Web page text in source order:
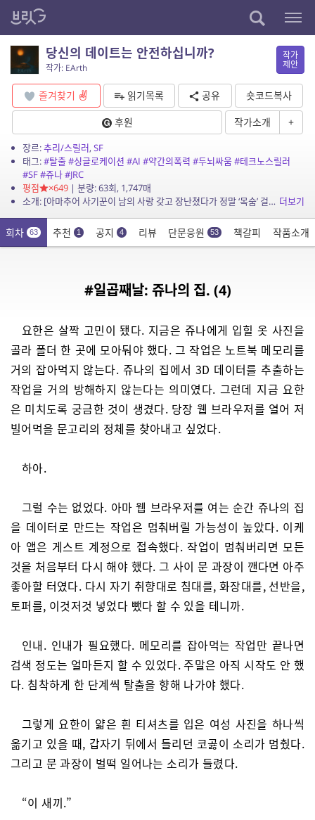
당신의 데이트는 안전하십니까?
작가: EArth
작가
제안
즐겨찾기 읽기목록 공유
숏코드복사
후원
작가소개 +
장르:추리/스릴러,SF
태그:#탈출#싱글로케이션 #AI #약간의폭력 #두뇌싸움#테크노스릴러
#SF#쥬나#JRC
평점
×649| 분량: 63회, 1,747매
소개: [아마추어 사기꾼이 남의 사랑 갖고 장난쳤다가 정말 ‘목숨’ 걸고 수습하는 이야기.] 자신의 썸녀를 내놓으라는 미친놈. 전 남친이 아니라고 하지만 믿지도 않고... 더보기
회차 63 추천 1 공지 4 리뷰 단문응원 53 책갈피 작품소개
#일곱째날: 쥬나의 집. (4)
요한은 살짝 고민이 됐다. 지금은 쥬나에게 입힐 옷 사진을
골라 폴더 한 곳에 모아둬야 했다. 그 작업은 노트북 메모리를
거의 잡아먹지 않는다. 쥬나의 집에서 3D 데이터를 추출하는
작업을 거의 방해하지 않는다는 의미였다. 그런데 지금 요한
은 미치도록 궁금한 것이 생겼다. 당장 웹 브라우저를 열어 저
빌어먹을 문고리의 정체를 찾아내고 싶었다.
하아.
그럴 수는 없었다. 아마 웹 브라우저를 여는 순간 쥬나의 집
을 데이터로 만드는 작업은 멈춰버릴 가능성이 높았다. 이케
아 앱은 게스트 계정으로 접속했다. 작업이 멈춰버리면 모든
것을 처음부터 다시 해야 했다. 그 사이 문 과장이 깬다면 아주
좋아할 터였다. 다시 자기 취향대로 침대를, 화장대를, 선반을,
토퍼를, 이것저것 넣었다 뺐다 할 수 있을 테니까.
인내. 인내가 필요했다. 메모리를 잡아먹는 작업만 끝나면
검색 정도는 얼마든지 할 수 있었다. 주말은 아직 시작도 안 했
다. 침착하게 한 단계씩 탈출을 향해 나가야 했다.
그렇게 요한이 얇은 흰 티셔츠를 입은 여성 사진을 하나씩
옮기고 있을 때, 갑자기 뒤에서 들리던 코곯이 소리가 멈췄다.
그리고 문 과장이 벌떡 일어나는 소리가 들렸다.
“이 새끼.”